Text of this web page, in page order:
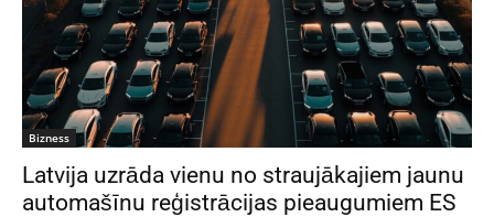
Bizness
Latvija uzrāda vienu no straujākajiem jaunu
automašīnu reģistrācijas pieaugumiem ES